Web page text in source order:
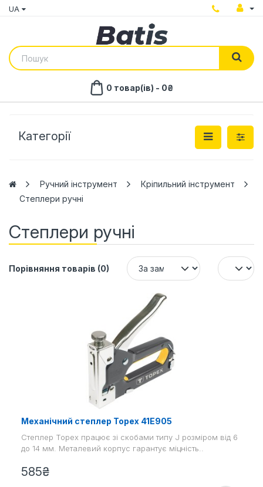
UA
0 товар(ів) - 0₴
Категорії
Ручний інструмент
Кріпильний інструмент
Степлери ручні
Степлери ручні
Порівняння товарів (0)
Механічний степлер Topex 41E905
Степлер Topex працює зі скобами типу J розміром від 6
до 14 мм. Металевий корпус гарантує міцність..
585₴